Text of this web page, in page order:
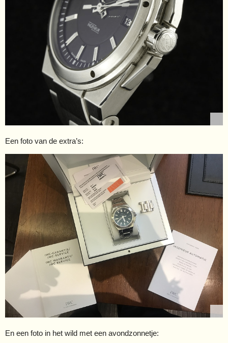
Een foto van de extra’s:
En een foto in het wild met een avondzonnetje: